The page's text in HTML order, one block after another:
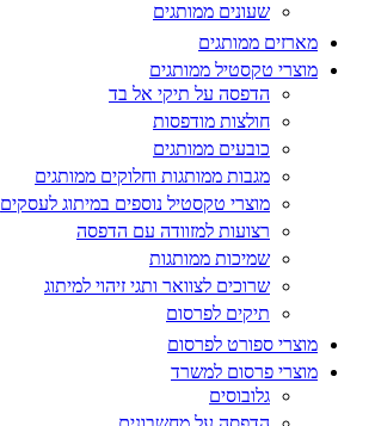
שעונים ממותגים
מארזים ממותגים
מוצרי טקסטיל ממותגים
הדפסה על תיקי אל בד
חולצות מודפסות
כובעים ממותגים
מגבות ממותגות וחלוקים ממותגים
מוצרי טקסטיל נוספים במיתוג לעסקים
רצועות למזוודה עם הדפסה
שמיכות ממותגות
שרוכים לצוואר ותגי זיהוי למיתוג
תיקים לפרסום
מוצרי ספורט לפרסום
מוצרי פרסום למשרד
גלובוסים